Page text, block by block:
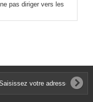
pas diriger vers les